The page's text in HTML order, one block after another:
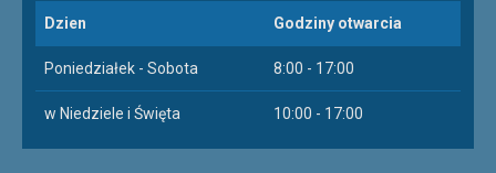
Dzien Godziny otwarcia
Poniedziałek - Sobota 8:00 - 17:00
w Niedziele i Święta 10:00 - 17:00